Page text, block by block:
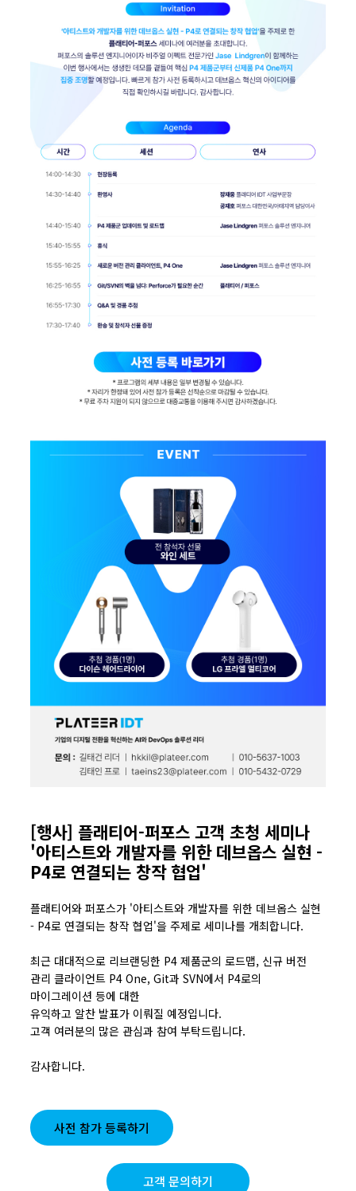
[행사] 플래티어-퍼포스 고객 초청 세미나
'아티스트와 개발자를 위한 데브옵스 실현 -
P4로 연결되는 창작 협업'
플래티어와 퍼포스가 '아티스트와 개발자를 위한 데브옵스 실현
- P4로 연결되는 창작 협업'을 주제로 세미나를 개최합니다.
최근 대대적으로 리브랜딩한 P4 제품군의 로드맵, 신규 버전
관리 클라이언트 P4 One, Git과 SVN에서 P4로의
마이그레이션 등에 대한
유익하고 알찬 발표가 이뤄질 예정입니다.
고객 여러분의 많은 관심과 참여 부탁드립니다.
감사합니다.
사전 참가 등록하기
고객 문의하기